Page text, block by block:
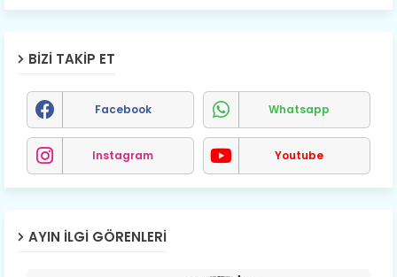
BIZI TAKIP ET
Facebook Whatsapp
Instagram Youtube
AYIN İLGI GÖRENLERI